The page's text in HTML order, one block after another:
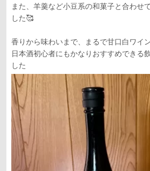
また、羊羹など小豆系の和菓子と合わせ
した🥰
香りから味わいまで、まるで甘口白ワイ
日本酒初心者にもかなりおすすめできる
した